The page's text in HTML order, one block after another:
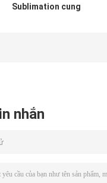
Sublimation cung
nhắn